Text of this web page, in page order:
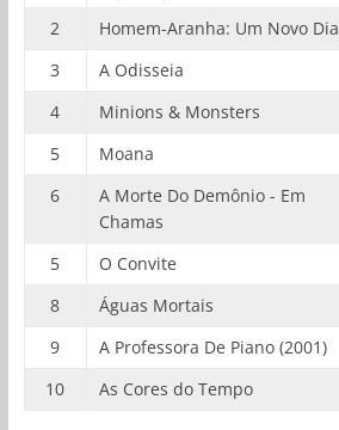
2
Homem-Aranha: Um Novo Dia
3
A Odisseia
4
Minions & Monsters
5
Moana
6
A Morte Do Demônio - Em
Chamas
5 O Convite
8
Águas Mortais
9
A Professora De Piano (2001)
10
As Cores do Tempo